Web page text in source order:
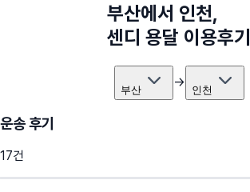
부산에서 인천,
센디 용달 이용후기
부산 → 인천
운송 후기
17건